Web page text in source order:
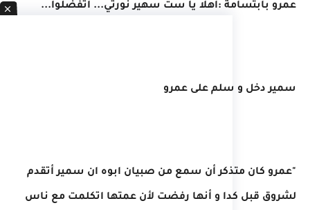
عمرو بابتسامة :اهلا يا ست سهير نورتي... اتفضلوا...
سمير دخل و سلم على عمرو
"عمرو كان متذكر أن سمع من صبيان ابوه ان سمير أتقدم
لشروق قبل كدا و أنها رفضت لأن عمتها اتكلمت مع ناس